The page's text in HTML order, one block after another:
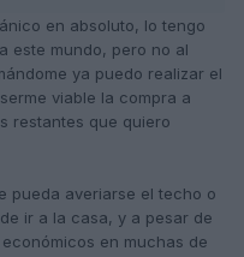
en absoluto, lo tengo
este mundo, pero no al
ya puedo realizar el
viable la compra a
restantes que quiero
pueda averiarse el techo o
ir a la casa, y a pesar de
en muchas de